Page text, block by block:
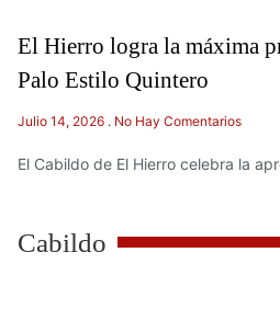
El Hierro logra la máxima
Palo Estilo Quintero
Julio 14, 2026 No Hay Comentarios
El Cabildo de El Hierro celebra la
Cabildo